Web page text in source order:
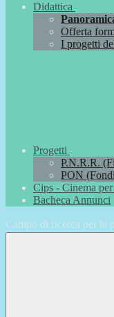
Didattica
Offerta
I progetti
Progetti
P.N.R.R.
PON
Cips - Cinema
Bacheca Annunci
Campo di ricerca per le